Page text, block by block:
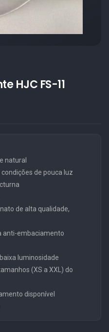
HJC FS-11
natural
de pouca luz
de alta qualidade,
anti-embaciamento
luminosidade
(XS a XXL) do
disponível